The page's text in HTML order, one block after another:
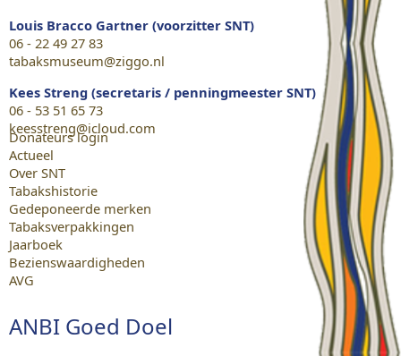
Louis Bracco Gartner (voorzitter SNT)
06 - 22 49 27 83
tabaksmuseum@ziggo.nl
Kees Streng (secretaris / penningmeester SNT)
06 - 53 51 65 73
keesstreng@icloud.com
Donateurs login
Actueel
Over SNT
Tabakshistorie
Gedeponeerde merken
Tabaksverpakkingen
Jaarboek
Bezienswaardigheden
AVG
ANBI Goed Doel